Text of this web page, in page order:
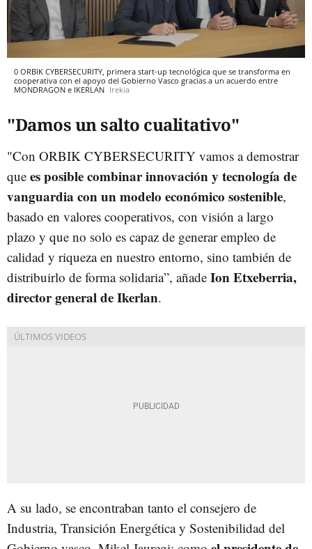
0 ORBIK CYBERSECURITY, primera start-up tecnológica que se transforma en
cooperativa con el apoyo del Gobierno Vasco gracias a un acuerdo entre
MONDRAGON e IKERLAN Irekia
"Damos un salto cualitativo"
"Con ORBIK CYBERSECURITY vamos a demostrar
que es posible combinar innovación y tecnología de
vanguardia con un modelo económico sostenible,
basado en valores cooperativos, con visión a largo
plazo y que no solo es capaz de generar empleo de
calidad y riqueza en nuestro entorno, sino también de
distribuirlo de forma solidaria”, añade Ion Etxeberria,
director general de Ikerlan.
A su lado, se encontraban tanto el consejero de
Industria, Transición Energética y Sostenibilidad del